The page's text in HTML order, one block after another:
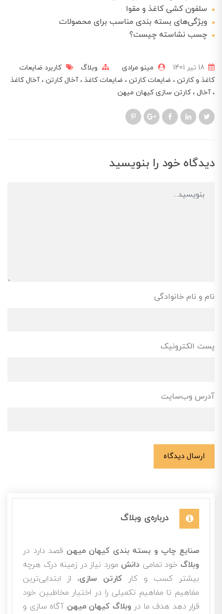
سلفون کشی کاغذ و مقوا
ویژگی‌های بسته بندی مناسب برای محصولات
چسب نشاسته چیست؟
مینو مرادی وبلاگ
کاربرد ضایعات
کاغذ و کارتن
ضایعات کارتن ضایعات کاغذ آخال کارتن
آخال کاغذ
آخال
کارتن سازی کیهان میهن
دیدگاه خود را بنویسید
نام و نام خانوادگی
پست الکترونیک
آدرس وب‌سایت
ارسال دیدگاه
درباره‌ی وبلاگ
صنایع چاپ و بسته بندی کیهان میهن قصد دارد در
وبلاگ خود تمامی دانش مورد نیاز در زمینه درک هرچه
بیشتر کسب و کار کارتن سازی، از ابتدایی‌ترین
مفاهیم تا مفاهیم تکمیلی را در اختیار مخاطبین خود
قرار دهد هدف ما در وبلاگ کیهان میهن آگاه سازی و